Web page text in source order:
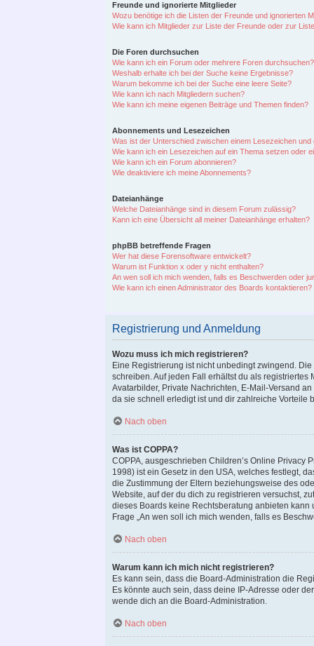
Freunde und ignorierte Mitglieder
Wozu benötige ich die Listen der Freunde und ignorierten
Wie kann ich Mitglieder zur Liste der Freunde oder zur
Die Foren durchsuchen
Wie kann ich ein Forum oder mehrere Foren durchsuchen?
Weshalb erhalte ich bei der Suche keine Ergebnisse?
Warum bekomme ich bei der Suche eine leere Seite?
Wie kann ich nach Mitgliedern suchen?
Wie kann ich meine eigenen Beiträge und Themen finden?
Abonnements und Lesezeichen
Was ist der Unterschied zwischen einem Lesezeichen
Wie kann ich ein Lesezeichen auf ein Thema setzen oder
Wie kann ich ein Forum abonnieren?
Wie deaktiviere ich meine Abonnements?
Dateianhänge
Welche Dateianhänge sind in diesem Forum zulässig?
Kann ich eine Übersicht all meiner Dateianhänge erhalten?
phpBB betreffende Fragen
Wer hat diese Forensoftware entwickelt?
Warum ist Funktion x oder y nicht enthalten?
An wen soll ich mich wenden, falls es Beschwerden oder
Wie kann ich einen Administrator des Boards kontaktieren?
Registrierung und Anmeldung
Wozu muss ich mich registrieren?
Eine Registrierung ist nicht unbedingt zwingend.
schreiben. Auf jeden Fall erhältst du als
Avatarbilder, Private Nachrichten, E-Mail-Versand
da sie schnell erledigt ist und dir zahlreiche Vorteile
Nach oben
Was ist COPPA?
COPPA, ausgeschrieben Children’s Online Privacy
1998) ist ein Gesetz in den USA, welches festlegt,
die Zustimmung der Eltern beziehungsweise des
Website, auf der du dich zu registrieren versuchst,
dieses Boards keine Rechtsberatung anbieten
Frage „An wen soll ich mich wenden, falls es
Nach oben
Warum kann ich mich nicht registrieren?
Es kann sein, dass die Board-Administration die
Es könnte auch sein, dass deine IP-Adresse oder
wende dich an die Board-Administration.
Nach oben